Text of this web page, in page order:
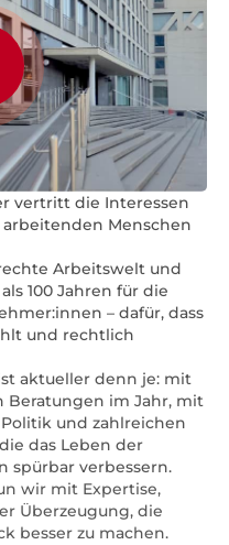
vertritt die Interessen
Menschen
Arbeitswelt und
100 Jahren für die
– dafür, dass
und rechtlich
aktueller denn je: mit
Beratungen im Jahr, mit
und zahlreichen
das Leben der
spürbar verbessern.
wir mit Expertise,
Überzeugung, die
besser zu machen.